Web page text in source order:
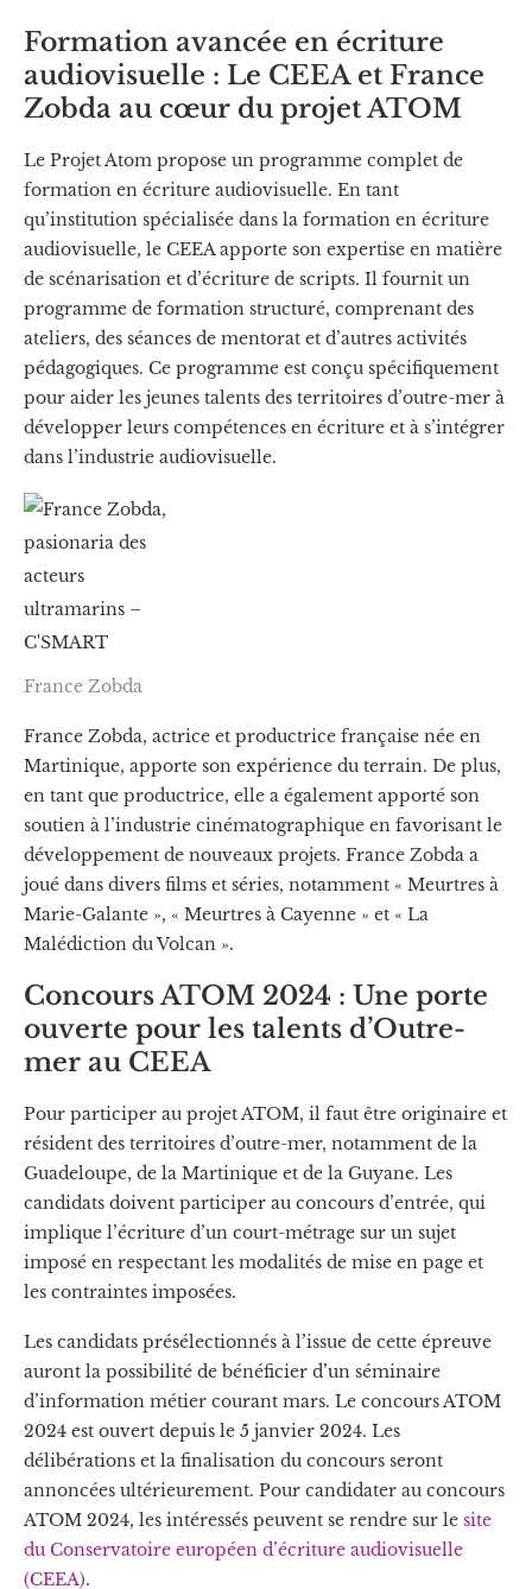
Formation avancée en écriture
audiovisuelle : Le CEEA et France
Zobda au cœur du projet ATOM
Le Projet Atom propose un programme complet de
formation en écriture audiovisuelle. En tant
qu’institution spécialisée dans la formation en écriture
audiovisuelle, le CEEA apporte son expertise en matière
de scénarisation et d’écriture de scripts. Il fournit un
programme de formation structuré, comprenant des
ateliers, des séances de mentorat et d’autres activités
pédagogiques. Ce programme est conçu spécifiquement
pour aider les jeunes talents des territoires d’outre-mer à
développer leurs compétences en écriture et à s’intégrer
dans l’industrie audiovisuelle.
France Zobda
France Zobda, actrice et productrice française née en
Martinique, apporte son expérience du terrain. De plus,
en tant que productrice, elle a également apporté son
soutien à l’industrie cinématographique en favorisant le
développement de nouveaux projets. France Zobda a
joué dans divers films et séries, notamment « Meurtres à
Marie-Galante », « Meurtres à Cayenne » et « La
Malédiction du Volcan ».
Concours ATOM 2024 : Une porte
ouverte pour les talents d’Outre-
mer au CEEA
Pour participer au projet ATOM, il faut être originaire et
résident des territoires d’outre-mer, notamment de la
Guadeloupe, de la Martinique et de la Guyane. Les
candidats doivent participer au concours d’entrée, qui
implique l’écriture d’un court-métrage sur un sujet
imposé en respectant les modalités de mise en page et
les contraintes imposées.
Les candidats présélectionnés à l’issue de cette épreuve
auront la possibilité de bénéficier d’un séminaire
d’information métier courant mars. Le concours ATOM
2024 est ouvert depuis le 5 janvier 2024. Les
délibérations et la finalisation du concours seront
annoncées ultérieurement. Pour candidater au concours
ATOM 2024, les intéressés peuvent se rendre sur le site
du Conservatoire européen d’écriture audiovisuelle
(CEEA).